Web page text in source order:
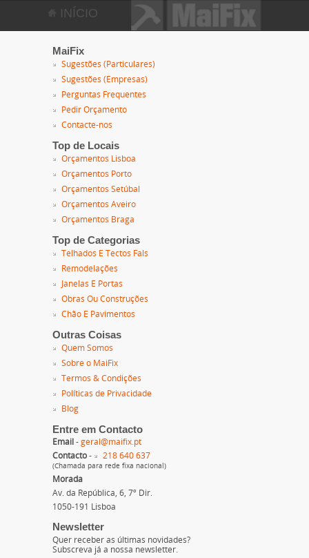
INÍCIO
MaiFix
Sugestões (Particulares)
Sugestões (Empresas)
Perguntas Frequentes
Pedir Orçamento
Contacte-nos
Top de Locais
Orçamentos Lisboa
Orçamentos Porto
Orçamentos Setúbal
Orçamentos Aveiro
Orçamentos Braga
Top de Categorias
Telhados E Tectos Fals
Remodelações
Janelas E Portas
Obras Ou Construções
Chão E Pavimentos
Outras Coisas
Quem Somos
Sobre o MaiFix
Termos & Condições
Políticas de Privacidade
Blog
Entre em Contacto
Email - geral@maifix.pt
Contacto - 218 640 637
(Chamada para rede fixa nacional)
Morada
Av. da República, 6, 7º Dir.
1050-191 Lisboa
Newsletter
Quer receber as últimas novidades?
Subscreva já a nossa newsletter.